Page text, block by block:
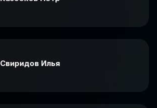
Свиридов Илья